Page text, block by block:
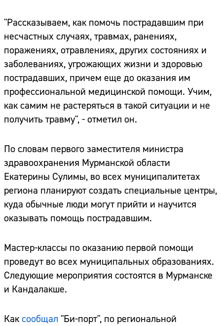
"Рассказываем, как помочь пострадавшим при
несчастных случаях, травмах, ранениях,
поражениях, отравлениях, других состояниях и
заболеваниях, угрожающих жизни и здоровью
пострадавших, причем еще до оказания им
профессиональной медицинской помощи. Учим,
как самим не растеряться в такой ситуации и не
получить травму", - отметил он.
По словам первого заместителя министра
здравоохранения Мурманской области
Екатерины Сулимы, во всех муниципалитетах
региона планируют создать специальные центры,
куда обычные люди могут прийти и научится
оказывать помощь пострадавшим.
Мастер-классы по оказанию первой помощи
проведут во всех муниципальных образованиях.
Следующие мероприятия состоятся в Мурманске
и Кандалакше.
Как сообщал "Би-порт", по региональной